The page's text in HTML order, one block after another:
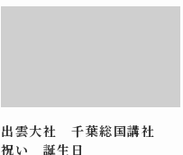
出雲大社 千葉総国講社
祝い 誕生日